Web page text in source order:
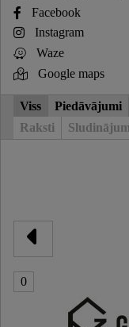
Facebook
Instagram
Waze
Google maps
Viss Piedāvājumi
Raksti
0